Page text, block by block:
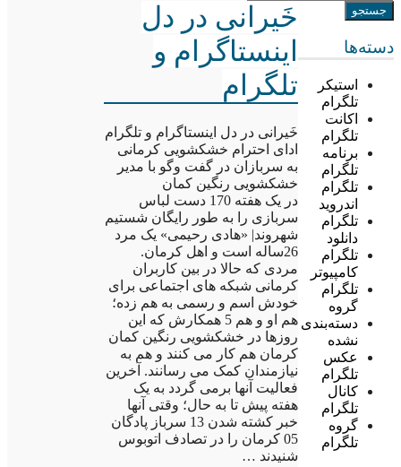
دسته‌ها
استیکر
تلگرام
اکانت
تلگرام
برنامه
تلگرام
تلگرام
اندروید
تلگرام
دانلود
تلگرام
کامپیوتر
تلگرام
گروه
دسته‌بندی
نشده
عکس
تلگرام
کانال
تلگرام
گروه
تلگرام
خَیرانی در دل
اینستاگرام و
تلگرام
خَیرانی در دل اینستاگرام و تلگرام
ادای احترام خشکشویی کرمانی
به سربازان در گفت وگو با مدیر
خشکشویی رنگین کمان
در یک هفته 170 دست لباس
سربازی را به طور رایگان شستیم
شهروند| «هادی رحیمی» یک مرد
26ساله است و اهل کرمان.
مردی که حالا در بین کاربران
کرمانی شبکه های اجتماعی برای
خودش اسم و رسمی به هم زده؛
هم او و هم 5 همکارش که این
روزها در خشکشویی رنگین کمان
کرمان هم کار می کنند و هم به
نیازمندان کمک می رسانند. آخرین
فعالیت آنها برمی گردد به یک
هفته پیش تا به حال؛ وقتی آنها
خبر کشته شدن 13 سرباز پادگان
05 کرمان را در تصادف اتوبوس
شنیدند …